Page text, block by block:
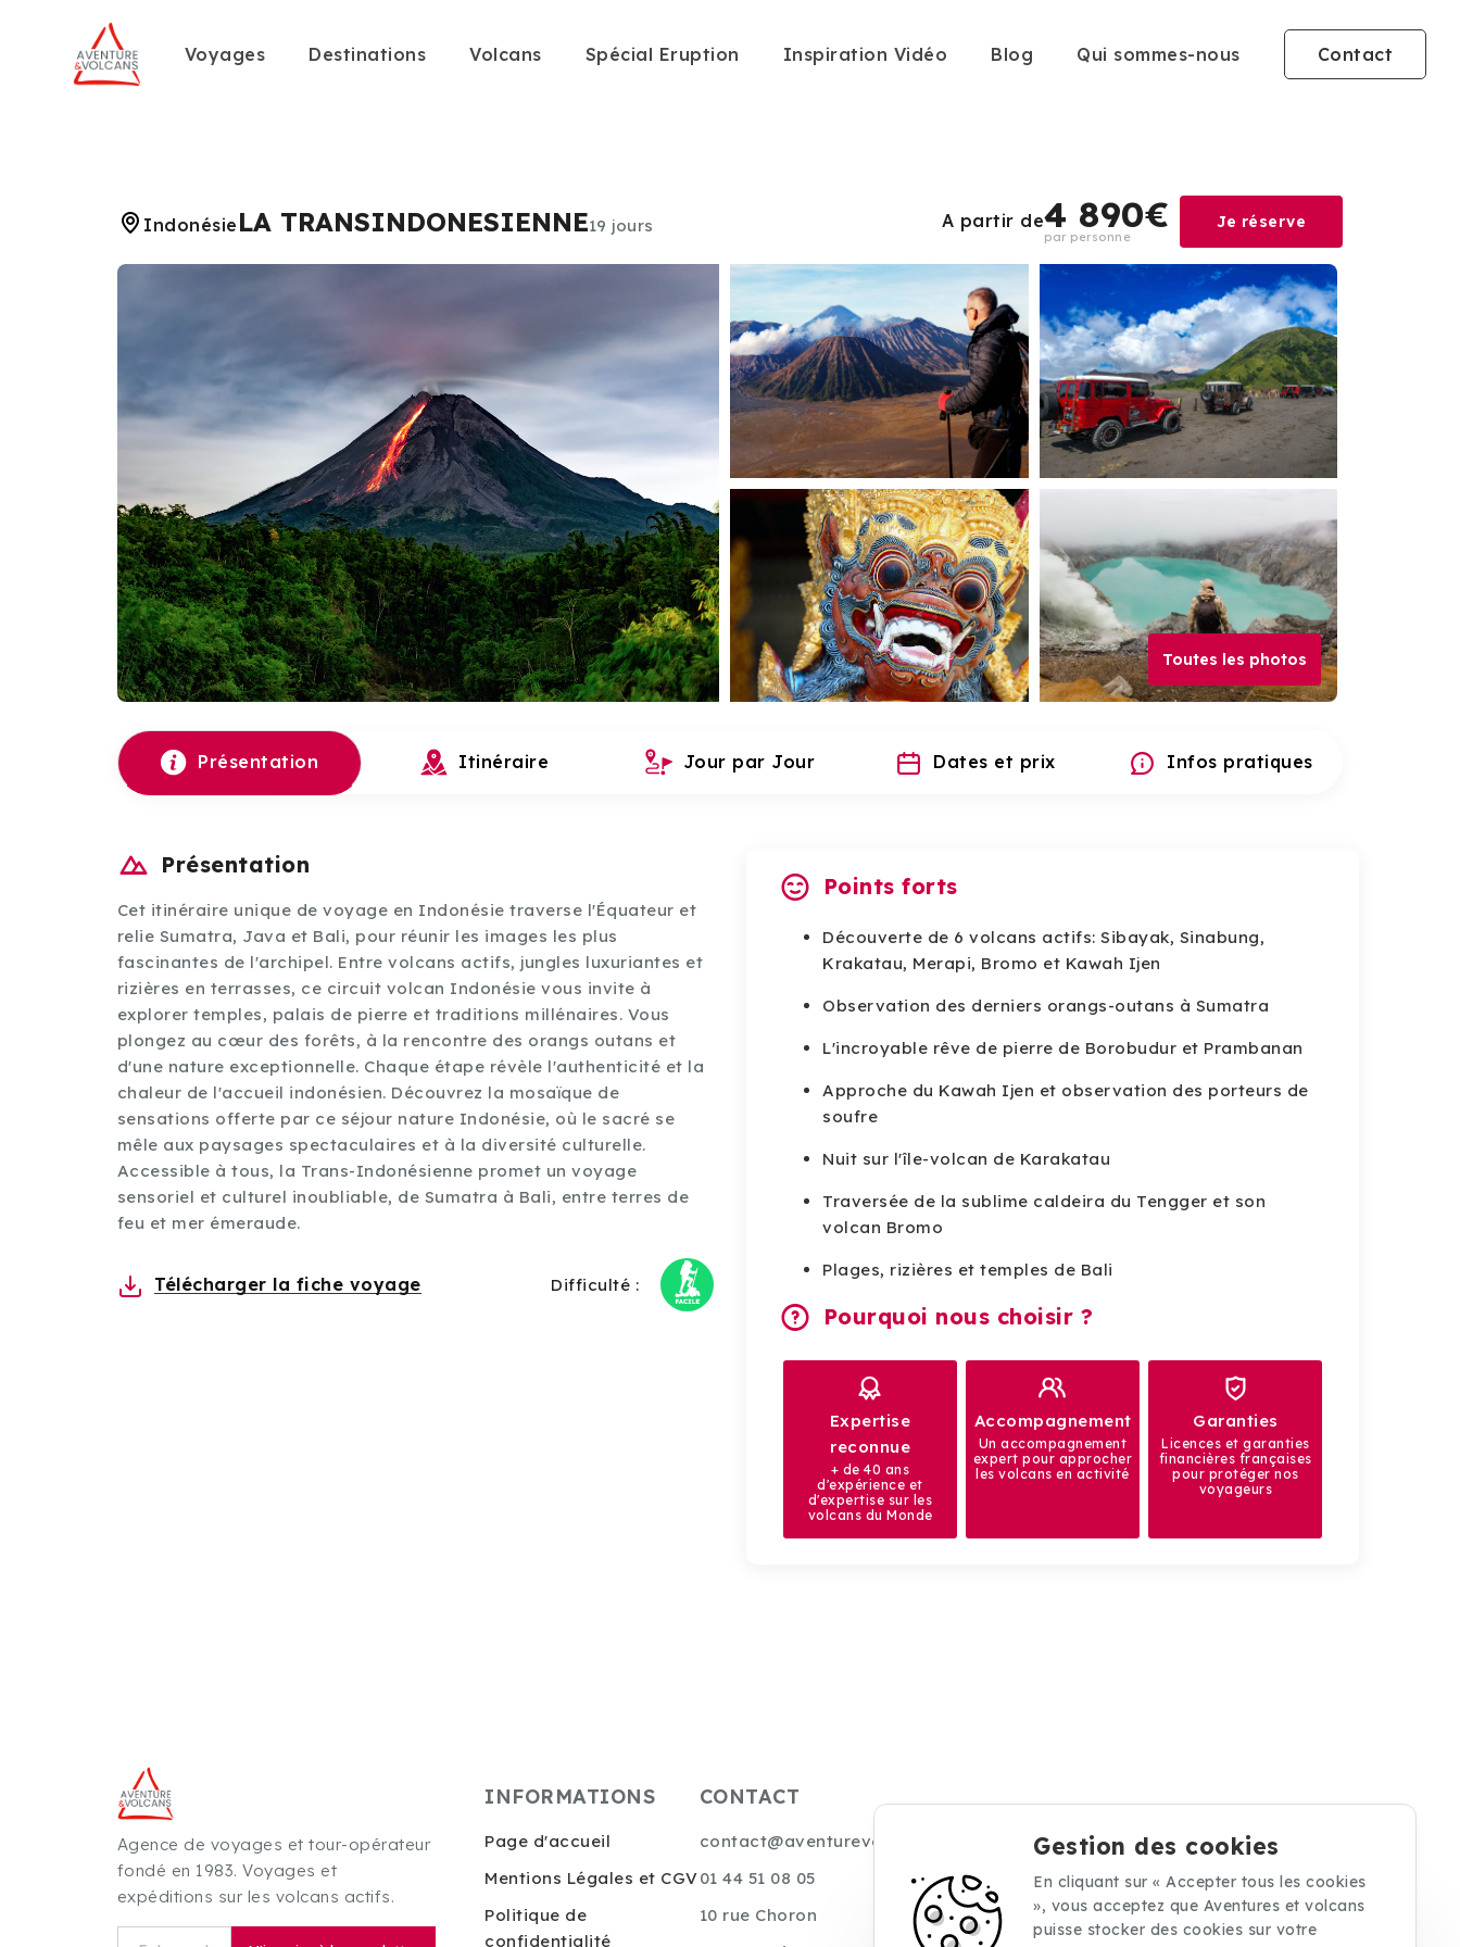
Voyages Destinations Volcans Spécial Eruption Inspiration Vidéo Blog Qui sommes-nous Contact
Indonésie LA TRANSINDONESIENNE19 jours A partir de4 890€
par personne
Je réserve
Toutes les photos
Présentation Itinéraire Jour par Jour Dates et prix Infos pratiques
Présentation
Cet itinéraire unique de voyage en Indonésie traverse l'Équateur et
relie Sumatra, Java et Bali, pour réunir les images les plus
fascinantes de l'archipel. Entre volcans actifs, jungles luxuriantes et
rizières en terrasses, ce circuit volcan Indonésie vous invite à
explorer temples, palais de pierre et traditions millénaires. Vous
plongez au cœur des forêts, à la rencontre des orangs outans et
d'une nature exceptionnelle. Chaque étape révèle l'authenticité et la
chaleur de l'accueil indonésien. Découvrez la mosaïque de
sensations offerte par ce séjour nature Indonésie, où le sacré se
mêle aux paysages spectaculaires et à la diversité culturelle.
Accessible à tous, la Trans-Indonésienne promet un voyage
sensoriel et culturel inoubliable, de Sumatra à Bali, entre terres de
feu et mer émeraude.
Télécharger la fiche voyage Difficulté :
Points forts
Découverte de 6 volcans actifs: Sibayak, Sinabung,
Krakatau, Merapi, Bromo et Kawah Ijen
Observation des derniers orangs-outans à Sumatra
L'incroyable rêve de pierre de Borobudur et Prambanan
Approche du Kawah Ijen et observation des porteurs de
soufre
Nuit sur l'île-volcan de Karakatau
Traversée de la sublime caldeira du Tengger et son
volcan Bromo
Plages, rizières et temples de Bali
Pourquoi nous choisir ?
Expertise
reconnue
+ de 40 ans
d'expérience et
d'expertise sur les
volcans du Monde
Accompagnement
Un accompagnement
expert pour approcher
les volcans en activité
Garanties
Licences et garanties
financières françaises
pour protéger nos
voyageurs
Gestion des cookies
En cliquant sur « Accepter tous les cookies
», vous acceptez que Aventures et volcans
puisse stocker des cookies sur votre
Agence de voyages et tour-opérateur
fondé en 1983. Voyages et
expéditions sur les volcans actifs.
INFORMATIONS
Page d'accueil
Mentions Légales et CGV
Politique de
confidentialité
CONTACT
contact@aventurevolcans.com
01 44 51 08 05
10 rue Choron